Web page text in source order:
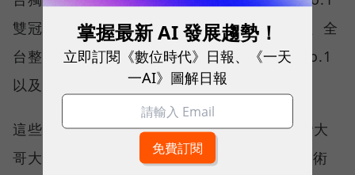
雙冠王，同時，包辦全台整體影音體驗 No.1、全
台整體語音體驗 No.1、全台 5G 語音體驗 No.1
以及全台網路在線率 No.1 多項榮譽。
這些獎項反映的不只是網路順暢，更代表台灣大
哥大長期投入頻譜布局、基地台建設與 5G 技術
掌握最新 AI 發展趨勢！
立即訂閱《數位時代》日報、《一天
一AI》圖解日報